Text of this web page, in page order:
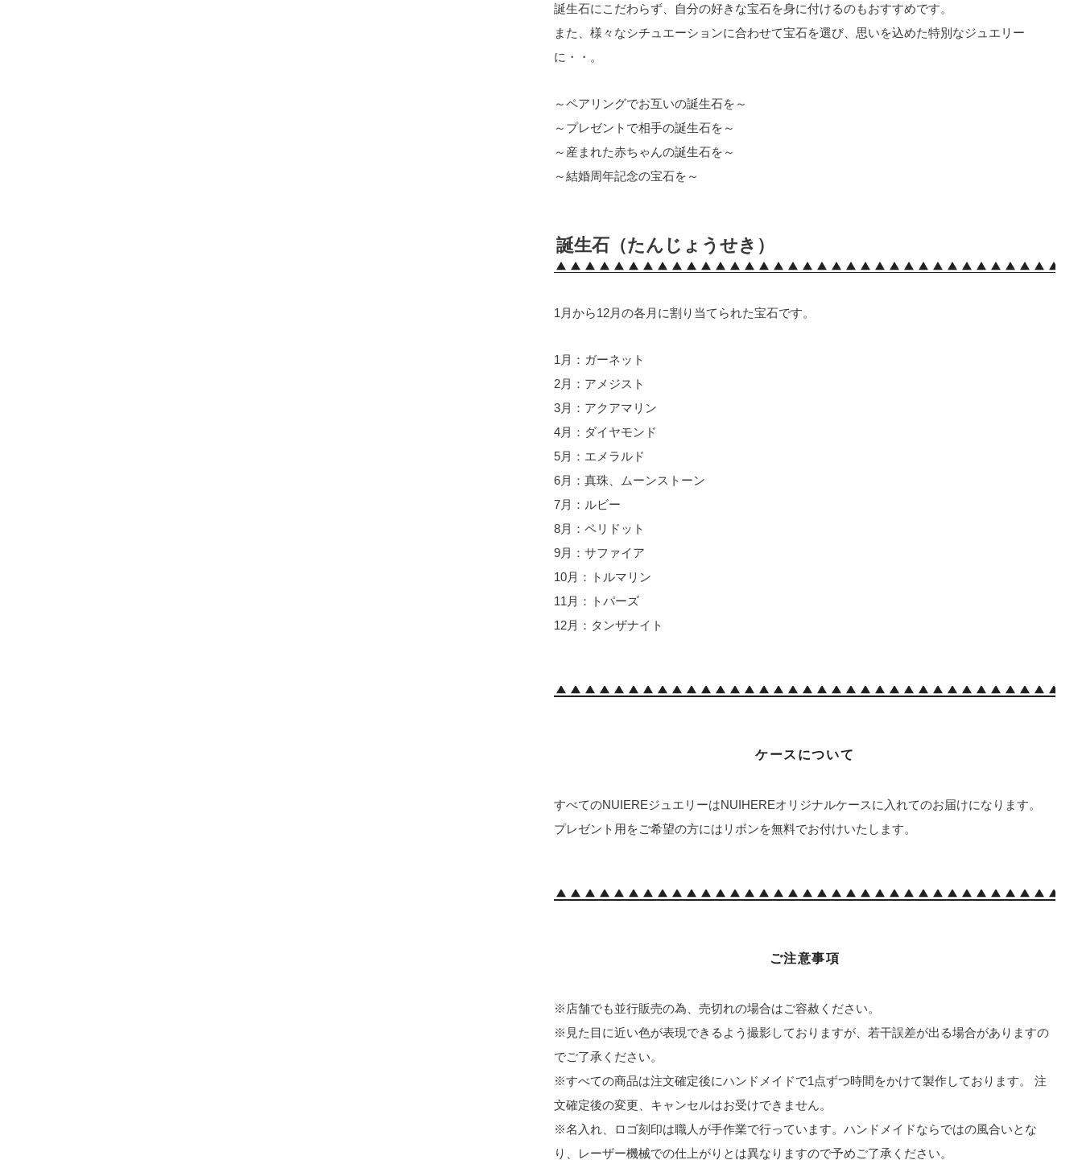
誕生石にこだわらず、自分の好きな宝石を身に付けるのもおすすめです。
また、様々なシチュエーションに合わせて宝石を選び、思いを込めた特別なジュエリー
に・・。
～ペアリングでお互いの誕生石を～
～プレゼントで相手の誕生石を～
～産まれた赤ちゃんの誕生石を～
～結婚周年記念の宝石を～
誕生石（たんじょうせき）
1月から12月の各月に割り当てられた宝石です。
1月：ガーネット
2月：アメジスト
3月：アクアマリン
4月：ダイヤモンド
5月：エメラルド
6月：真珠、ムーンストーン
7月：ルビー
8月：ペリドット
9月：サファイア
10月：トルマリン
11月：トパーズ
12月：タンザナイト
ケースについて
すべてのNUIEREジュエリーはNUIHEREオリジナルケースに入れてのお届けになります。
プレゼント用をご希望の方にはリボンを無料でお付けいたします。
ご注意事項
※店舗でも並行販売の為、売切れの場合はご容赦ください。
※見た目に近い色が表現できるよう撮影しておりますが、若干誤差が出る場合がありますの
でご了承ください。
※すべての商品は注文確定後にハンドメイドで1点ずつ時間をかけて製作しております。 注
文確定後の変更、キャンセルはお受けできません。
※名入れ、ロゴ刻印は職人が手作業で行っています。ハンドメイドならではの風合いとな
り、レーザー機械での仕上がりとは異なりますので予めご了承ください。